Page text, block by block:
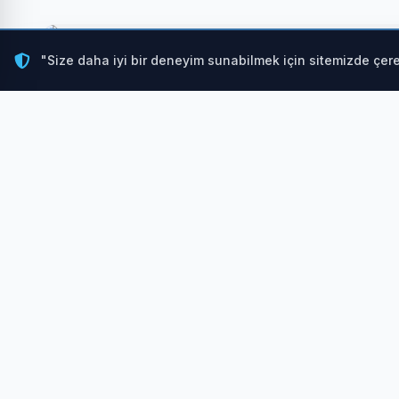
Serebral palsi tedavisi, hastaların motor becerilerini
"Size daha iyi bir deneyim sunabilmek için sitemizde